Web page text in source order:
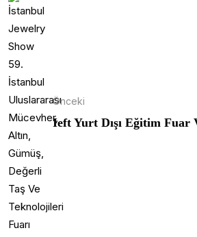
Önceki
Ieft Yurt Dışı Eğitim Fuar